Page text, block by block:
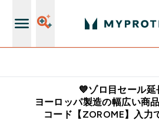
💙ゾロ目セール延
ヨーロッパ製造の幅広い商
コード【ZOROME】入力